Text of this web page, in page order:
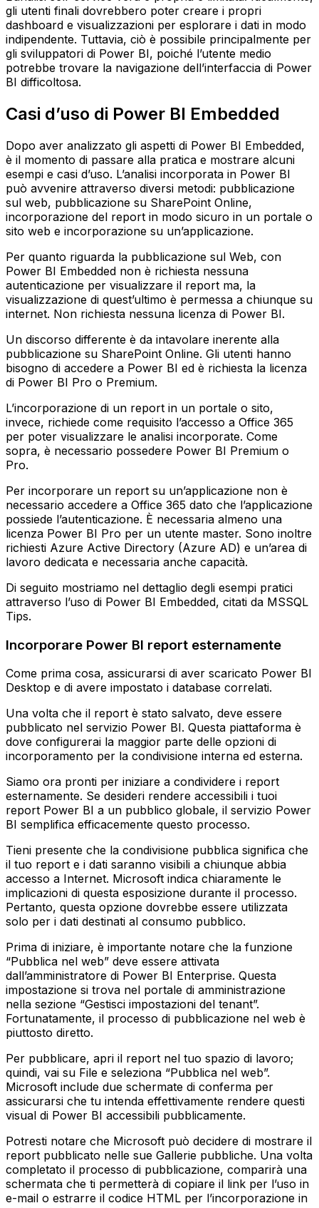
gli utenti finali dovrebbero poter creare i propri
dashboard e visualizzazioni per esplorare i dati in modo
indipendente. Tuttavia, ciò è possibile principalmente per
gli sviluppatori di Power BI, poiché l’utente medio
potrebbe trovare la navigazione dell’interfaccia di Power
BI difficoltosa.
Casi d’uso di Power BI Embedded
Dopo aver analizzato gli aspetti di Power BI Embedded,
è il momento di passare alla pratica e mostrare alcuni
esempi e casi d’uso. L’analisi incorporata in Power BI
può avvenire attraverso diversi metodi: pubblicazione
sul web, pubblicazione su SharePoint Online,
incorporazione del report in modo sicuro in un portale o
sito web e incorporazione su un’applicazione.
Per quanto riguarda la pubblicazione sul Web, con
Power BI Embedded non è richiesta nessuna
autenticazione per visualizzare il report ma, la
visualizzazione di quest’ultimo è permessa a chiunque su
internet. Non richiesta nessuna licenza di Power BI.
Un discorso differente è da intavolare inerente alla
pubblicazione su SharePoint Online. Gli utenti hanno
bisogno di accedere a Power BI ed è richiesta la licenza
di Power BI Pro o Premium.
L’incorporazione di un report in un portale o sito,
invece, richiede come requisito l’accesso a Office 365
per poter visualizzare le analisi incorporate. Come
sopra, è necessario possedere Power BI Premium o
Pro.
Per incorporare un report su un’applicazione non è
necessario accedere a Office 365 dato che l’applicazione
possiede l’autenticazione. È necessaria almeno una
licenza Power BI Pro per un utente master. Sono inoltre
richiesti Azure Active Directory (Azure AD) e un’area di
lavoro dedicata e necessaria anche capacità.
Di seguito mostriamo nel dettaglio degli esempi pratici
attraverso l’uso di Power BI Embedded, citati da MSSQL
Tips.
Incorporare Power BI report esternamente
Come prima cosa, assicurarsi di aver scaricato Power BI
Desktop e di avere impostato i database correlati.
Una volta che il report è stato salvato, deve essere
pubblicato nel servizio Power BI. Questa piattaforma è
dove configurerai la maggior parte delle opzioni di
incorporamento per la condivisione interna ed esterna.
Siamo ora pronti per iniziare a condividere i report
esternamente. Se desideri rendere accessibili i tuoi
report Power BI a un pubblico globale, il servizio Power
BI semplifica efficacemente questo processo.
Tieni presente che la condivisione pubblica significa che
il tuo report e i dati saranno visibili a chiunque abbia
accesso a Internet. Microsoft indica chiaramente le
implicazioni di questa esposizione durante il processo.
Pertanto, questa opzione dovrebbe essere utilizzata
solo per i dati destinati al consumo pubblico.
Prima di iniziare, è importante notare che la funzione
“Pubblica nel web” deve essere attivata
dall’amministratore di Power BI Enterprise. Questa
impostazione si trova nel portale di amministrazione
nella sezione “Gestisci impostazioni del tenant”.
Fortunatamente, il processo di pubblicazione nel web è
piuttosto diretto.
Per pubblicare, apri il report nel tuo spazio di lavoro;
quindi, vai su File e seleziona “Pubblica nel web”.
Microsoft include due schermate di conferma per
assicurarsi che tu intenda effettivamente rendere questi
visual di Power BI accessibili pubblicamente.
Potresti notare che Microsoft può decidere di mostrare il
report pubblicato nelle sue Gallerie pubbliche. Una volta
completato il processo di pubblicazione, comparirà una
schermata che ti permetterà di copiare il link per l’uso in
e-mail o estrarre il codice HTML per l’incorporazione in